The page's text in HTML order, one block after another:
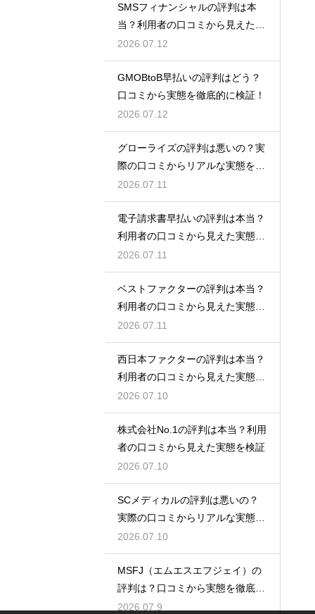
SMSフィナンシャルの評判は本
当？利用者の口コミから見えた実
態検証
2026.07.12
GMOBtoB早払いの評判はどう？
口コミから実態を徹底的に検証！
2026.07.12
グローライズの評判は悪いの？実
際の口コミからリアルな実態を検
証！
2026.07.11
電子請求書早払いの評判は本当？
利用者の口コミから見えた実態を
検証
2026.07.11
ベストファクターの評判は本当？
利用者の口コミから見えた実態を
検証
2026.07.11
西日本ファクターの評判は本当？
利用者の口コミから見えた実態を
検証
2026.07.10
株式会社No.1の評判は本当？利用
者の口コミから見えた実態を検証
2026.07.10
SCメディカルの評判は悪いの？
実際の口コミからリアルな実態を
検証
2026.07.10
MSFJ（エムエスエフジェイ）の
評判は？口コミから実態を徹底検
証
2026.07.9